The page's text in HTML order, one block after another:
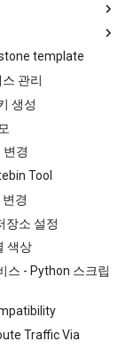
Connection
크 진단
Statistics
연결 설정
워크 관리 도구
- 간단한 구성 스크
Stub
치
Setting Up GitHub
Linux
to Rocky
via CLI
the Title of
Request via CLI
the Title of
Pull Request via
Workflow in Git
Git workflow
and git fetch
repository
Non-Tracking
template
관리
생성
변경
Tool
경
장소 설정
색상
스 - Python 스크립
Traffic Via